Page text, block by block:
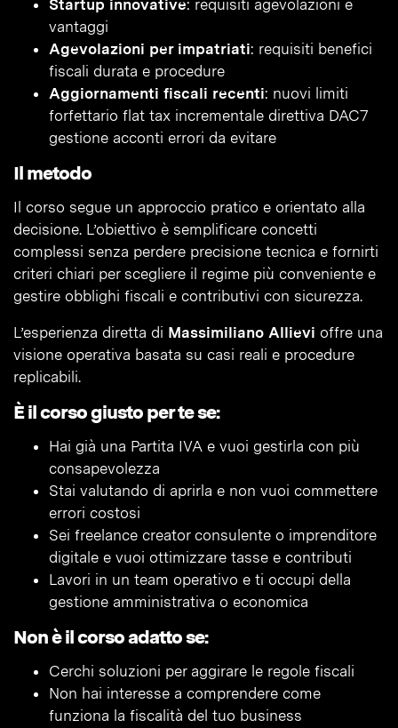
Startup innovative: requisiti agevolazioni e
vantaggi
Agevolazioni per impatriati: requisiti benefici
fiscali durata e procedure
Aggiornamenti fiscali recenti: nuovi limiti
forfettario flat tax incrementale direttiva DAC7
gestione acconti errori da evitare
Il metodo
Il corso segue un approccio pratico e orientato alla
decisione. L’obiettivo è semplificare concetti
complessi senza perdere precisione tecnica e fornirti
criteri chiari per scegliere il regime più conveniente e
gestire obblighi fiscali e contributivi con sicurezza.
L’esperienza diretta di Massimiliano Allievi offre una
visione operativa basata su casi reali e procedure
replicabili.
È il corso giusto per te se:
Hai già una Partita IVA e vuoi gestirla con più
consapevolezza
Stai valutando di aprirla e non vuoi commettere
errori costosi
Sei freelance creator consulente o imprenditore
digitale e vuoi ottimizzare tasse e contributi
Lavori in un team operativo e ti occupi della
gestione amministrativa o economica
Non è il corso adatto se:
Cerchi soluzioni per aggirare le regole fiscali
Non hai interesse a comprendere come
funziona la fiscalità del tuo business